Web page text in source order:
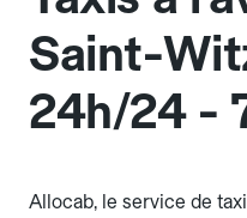
Saint-
24h/24 -
Allocab, le service de